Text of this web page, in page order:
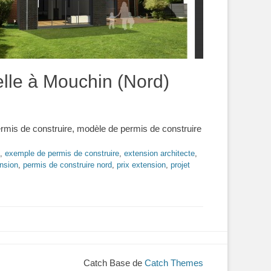
à Mouchin (Nord)
de construire, modèle de permis de construire
, exemple de permis de construire, extension architecte,
, permis de construire nord, prix extension, projet
Catch Base de Catch Themes